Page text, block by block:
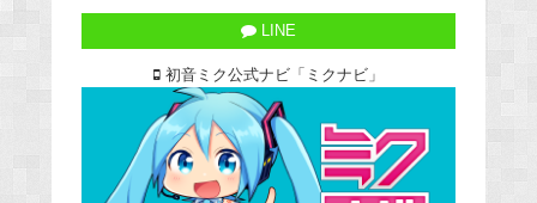
LINE
初音ミク公式ナビ「ミクナビ」